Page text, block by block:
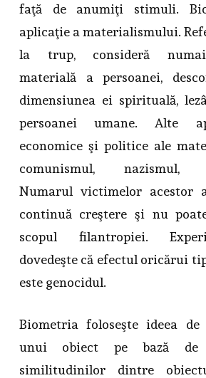
faţă de anumiţi stimuli.
aplicaţie a materialismului.
la trup, consideră numai
materială a persoanei,
dimensiunea ei spirituală,
persoanei umane. Alte
economice şi politice ale
comunismul, nazismul,
Numarul victimelor acestor
continuă creştere şi nu
scopul filantropiei.
dovedeşte că efectul oricărui
este genocidul.
Biometria foloseşte ideea de
unui obiect pe bază de
similitudinilor dintre